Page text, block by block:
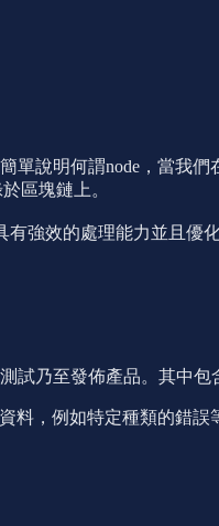
說明何謂node，當我
區塊鏈上。
有強效的處理能力並且
試乃至發佈產品。其中包
料，例如特定種類的錯誤